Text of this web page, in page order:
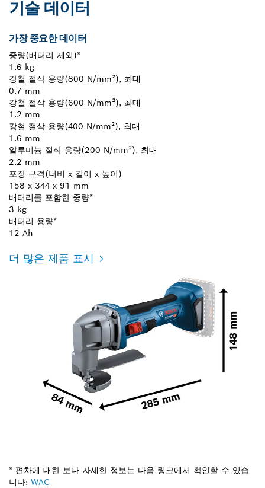
기술 데이터
가장 중요한 데이터
중량(배터리 제외)*
1.6 kg
강철 절삭 용량(800 N/mm²), 최대
0.7 mm
강철 절삭 용량(600 N/mm²), 최대
1.2 mm
강철 절삭 용량(400 N/mm²), 최대
1.6 mm
알루미늄 절삭 용량(200 N/mm²), 최대
2.2 mm
포장 규격(너비 x 길이 x 높이)
158 x 344 x 91 mm
배터리를 포함한 중량*
3 kg
배터리 용량*
12 Ah
더 많은 제품 표시
* 편차에 대한 보다 자세한 정보는 다음 링크에서 확인할 수 있습
니다: WAC